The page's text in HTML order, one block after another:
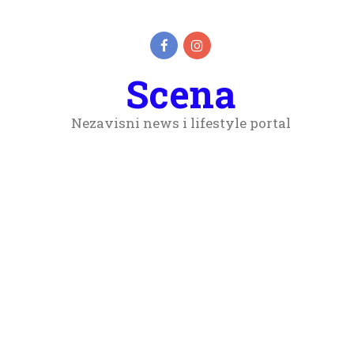
Scena
Nezavisni news i lifestyle portal